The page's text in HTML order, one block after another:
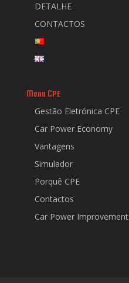
DETALHE
CONTACTOS
Menu CPE
Gestão Eletrónica CPE
Car Power Economy
Vantagens
Simulador
Porquê CPE
Contactos
Car Power Improvement